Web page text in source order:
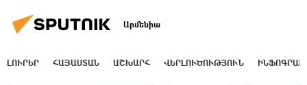
Արմենիա
ԼՈՒՐԵՐ ՀԱՅԱՍՏԱՆ ԱՇԽԱՐՀ ՎԵՐԼՈՒԾՈՒԹՅՈՒՆ